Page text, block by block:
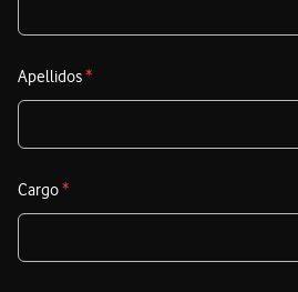
Apellidos*
Cargo*